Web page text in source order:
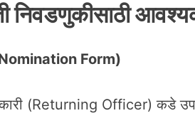
निवडणुकीसाठी
(Nomination Form)
(Returning Officer) कडे